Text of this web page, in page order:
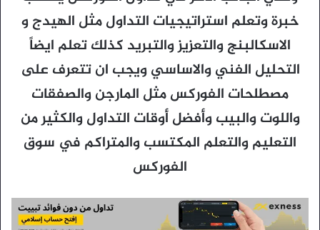
خبرة وتعلم استراتيجيات التداول مثل الهيدج و
الاسكالبنج والتعزيز والتبريد كذلك تعلم ايضاً
التحليل الفني والاساسي ويجب ان تتعرف على
مصطلحات الفوركس مثل المارجن والصفقات
واللوت والبيب وأفضل أوقات التداول والكثير من
التعليم والتعلم المكتسب والمتراكم في سوق
الفوركس